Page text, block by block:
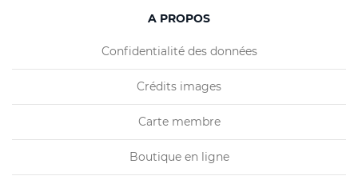
A PROPOS
Confidentialité des données
Crédits images
Carte membre
Boutique en ligne